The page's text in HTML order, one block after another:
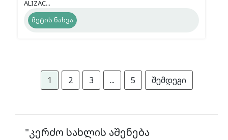
ALIZAC...
მეტის ნახვა
1 2 3 ... 5 შემდეგი
"კერძო სახლის აშენება